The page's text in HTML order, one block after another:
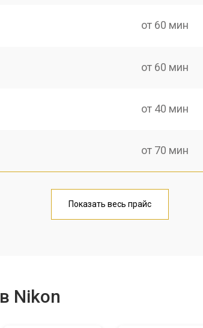
от 60 мин
от 60 мин
от 40 мин
от 70 мин
от 50 мин
Показать весь прайс
Nikon